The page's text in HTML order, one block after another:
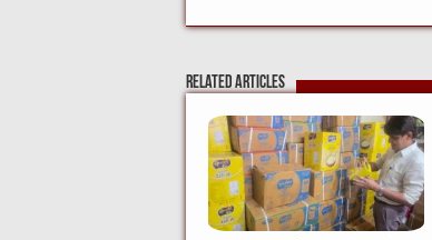
c
e
b
o
o
k
it
te
r
C
h
at
ai
l
Related Articles